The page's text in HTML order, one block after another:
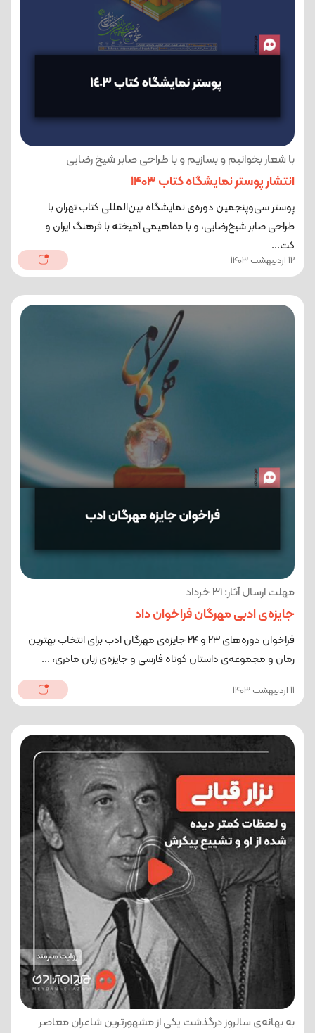
با شعار بخوانیم و بسازیم و با طراحی صابر شیخ رضایی
انتشار پوستر نمایشگاه کتاب ۱۴۰۳
پوستر سی‌وپنجمین دوره‌‌ی نمایشگاه بین‌المللی کتاب تهران با
طراحی صابر شیخ‌رضایی، و با مفاهیمی آمیخته با فرهنگ ایران و
کت...
12 اردیبهشت 1403
مهلت ارسال آثار: 31 خرداد
جایزه‌ی ادبی مهرگان فراخوان داد
فراخوان دوره‌های ۲۳ و ۲۴ جایزه‌ی مهرگان ادب برای انتخاب بهترین
رمان و مجموعه‌ی داستان کوتاه فارسی و جایزه‌ی زبان مادری، ...
11 اردیبهشت 1403
به بهانه‌ی سالروز درگذشت یکی از مشهورترین شاعران معاصر